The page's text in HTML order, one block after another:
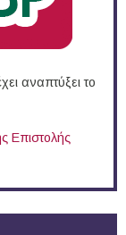
αναπτύξει το
Επιστολής